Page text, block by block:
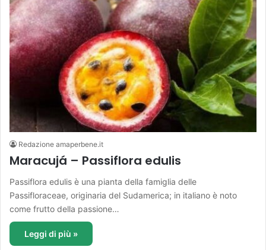
Redazione amaperbene.it
Maracujá – Passiflora edulis
Passiflora edulis è una pianta della famiglia delle
Passifloraceae, originaria del Sudamerica; in italiano è noto
come frutto della passione…
Leggi di più »